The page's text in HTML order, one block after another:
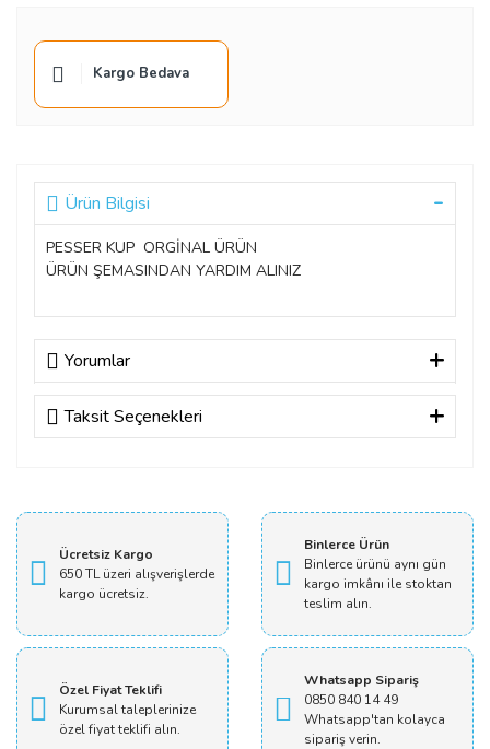
Kargo Bedava
Ürün Bilgisi
PESSER KUP ORGİNAL ÜRÜN
ÜRÜN ŞEMASINDAN YARDIM ALINIZ
Yorumlar
Bu ürüne ilk yorumu siz yapın!
Taksit Seçenekleri
Ücretsiz Kargo
650 TL üzeri alışverişlerde
kargo ücretsiz.
Binlerce Ürün
Binlerce ürünü aynı gün
kargo imkânı ile stoktan
teslim alın.
Özel Fiyat Teklifi
Kurumsal taleplerinize
özel fiyat teklifi alın.
Whatsapp Sipariş
0850 840 14 49
Whatsapp'tan kolayca
sipariş verin.